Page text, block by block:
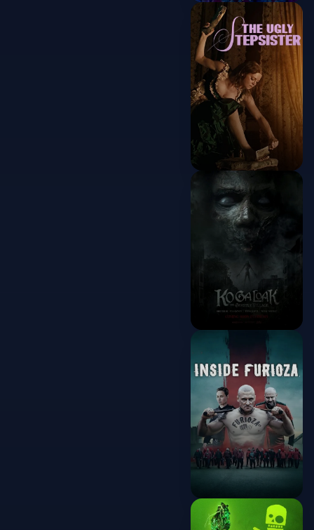
KPop Demon
Hunters
2025
The Ugly
Stepsister
2025
Ko Ga Loak
Village
2025
Inside Furioza